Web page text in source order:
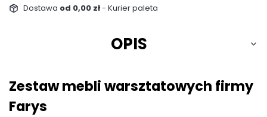
Dostawa od 0,00 zł- Kurier paleta
OPIS
Zestaw mebli warsztatowych firmy
Farys